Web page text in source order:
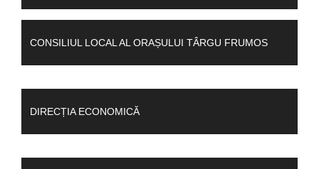
CONSILIUL LOCAL AL ORAȘULUI TÂRGU FRUMOS
DIRECȚIA ECONOMICĂ